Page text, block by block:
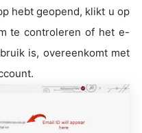
hebt geopend, klikt u op
te controleren of het e-
is, overeenkomt met